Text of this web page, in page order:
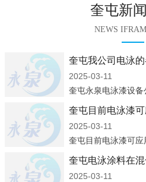
奎屯新
NEWS
奎屯我公司电泳
2025-03-11
奎屯目前电泳漆
2025-03-11
奎屯目前电泳漆可应
奎屯电泳涂料在
2025-03-11